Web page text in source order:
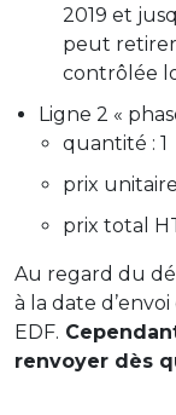
2019 et
peut retirer
contrôlée
Ligne 2 «
quantité : 1
prix
prix total
Au regard du
à la date
EDF.
renvoyer dès